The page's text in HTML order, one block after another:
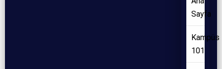
Sayfa
Kampüs
101